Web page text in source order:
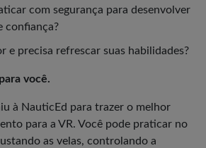
com segurança para desenvolver
confiança?
e precisa refrescar suas habilidades?
você.
à NauticEd para trazer o melhor
para a VR. Você pode praticar no
as velas, controlando a